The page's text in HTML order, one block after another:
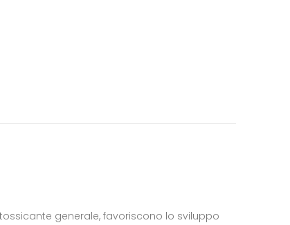
generale, favoriscono lo sviluppo